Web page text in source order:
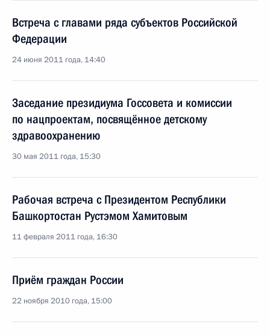
Встреча с главами ряда субъектов Российской
Федерации
24 июня 2011 года, 14:40
Заседание президиума Госсовета и комиссии
по нацпроектам, посвящённое детскому
здравоохранению
30 мая 2011 года, 15:30
Рабочая встреча с Президентом Республики
Башкортостан Рустэмом Хамитовым
11 февраля 2011 года, 16:30
Приём граждан России
22 ноября 2010 года, 15:00